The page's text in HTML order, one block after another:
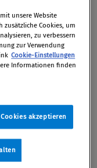
Praxis
gab damit
damit sie
Gleichstellung
unsere Website
Cookies, um
zu verbessern
zur Verwendung
Cookie-Einstellungen
Informationen finden
akzeptieren